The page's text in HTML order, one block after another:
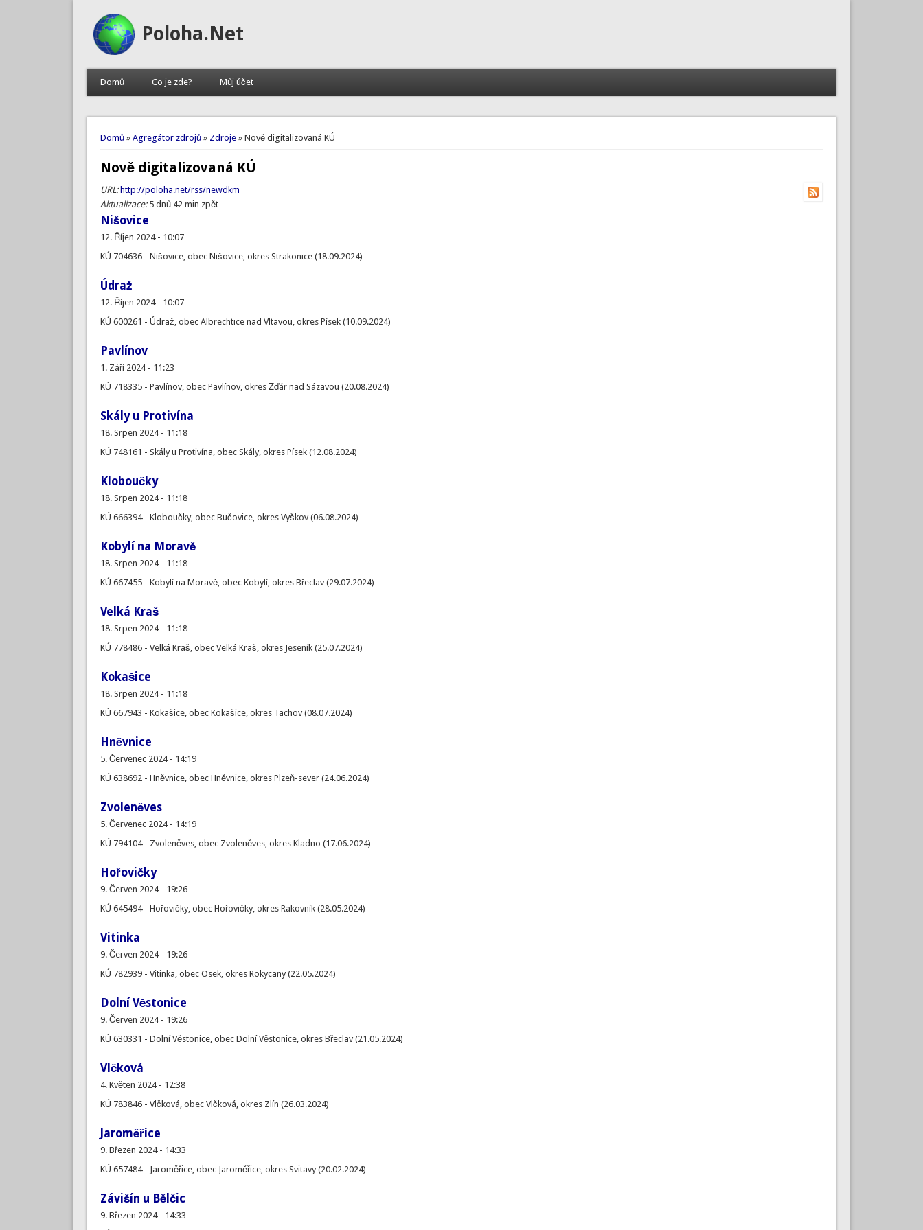
Poloha.Net
Domů Co je zde? Můj účet
Jste zde
Domů» Agregátor zdrojů» Zdroje» Nově digitalizovaná KÚ
Nově digitalizovaná KÚ
URL: http://poloha.net/rss/newdkm
Aktualizace:5 dnů 42 min zpět
Nišovice
12. Říjen 2024 - 10:07
KÚ 704636 - Nišovice, obec Nišovice, okres Strakonice (18.09.2024)
Údraž
12. Říjen 2024 - 10:07
KÚ 600261 - Údraž, obec Albrechtice nad Vltavou, okres Písek (10.09.2024)
Pavlínov
1. Září 2024 - 11:23
KÚ 718335 - Pavlínov, obec Pavlínov, okres Žďár nad Sázavou (20.08.2024)
Skály u Protivína
18. Srpen 2024 - 11:18
KÚ 748161 - Skály u Protivína, obec Skály, okres Písek (12.08.2024)
Kloboučky
18. Srpen 2024 - 11:18
KÚ 666394 - Kloboučky, obec Bučovice, okres Vyškov (06.08.2024)
Kobylí na Moravě
18. Srpen 2024 - 11:18
KÚ 667455 - Kobylí na Moravě, obec Kobylí, okres Břeclav (29.07.2024)
Velká Kraš
18. Srpen 2024 - 11:18
KÚ 778486 - Velká Kraš, obec Velká Kraš, okres Jeseník (25.07.2024)
Kokašice
18. Srpen 2024 - 11:18
KÚ 667943 - Kokašice, obec Kokašice, okres Tachov (08.07.2024)
Hněvnice
5. Červenec 2024 - 14:19
KÚ 638692 - Hněvnice, obec Hněvnice, okres Plzeň-sever (24.06.2024)
Zvoleněves
5. Červenec 2024 - 14:19
KÚ 794104 - Zvoleněves, obec Zvoleněves, okres Kladno (17.06.2024)
Hořovičky
9. Červen 2024 - 19:26
KÚ 645494 - Hořovičky, obec Hořovičky, okres Rakovník (28.05.2024)
Vitinka
9. Červen 2024 - 19:26
KÚ 782939 - Vitinka, obec Osek, okres Rokycany (22.05.2024)
Dolní Věstonice
9. Červen 2024 - 19:26
KÚ 630331 - Dolní Věstonice, obec Dolní Věstonice, okres Břeclav (21.05.2024)
Vlčková
4. Květen 2024 - 12:38
KÚ 783846 - Vlčková, obec Vlčková, okres Zlín (26.03.2024)
Jaroměřice
9. Březen 2024 - 14:33
KÚ 657484 - Jaroměřice, obec Jaroměřice, okres Svitavy (20.02.2024)
Závišín u Bělčic
9. Březen 2024 - 14:33